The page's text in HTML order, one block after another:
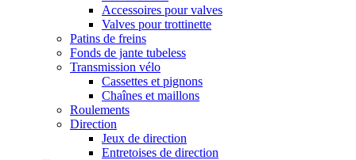
Accessoires pour valves
Valves pour trottinette
Patins de freins
Fonds de jante tubeless
Transmission vélo
Cassettes et pignons
Chaînes et maillons
Roulements
Direction
Jeux de direction
Entretoises de direction